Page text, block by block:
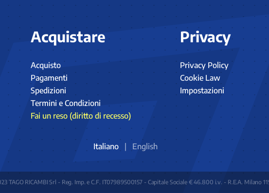
Acquistare
Acquisto
Pagamenti
Spedizioni
Termini e Condizioni
Fai un reso (diritto di recesso)
Privacy
Privacy Policy
Cookie Law
Impostazioni
Italiano English
TAGO RICAMBI Srl - Reg. Imp. e C.F. IT07989500157 - Capitale Sociale € 46.800 i.v. - R.E.A. Milano